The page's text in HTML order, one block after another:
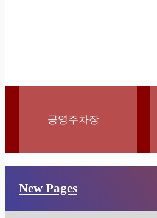
공영주차장
New Pages